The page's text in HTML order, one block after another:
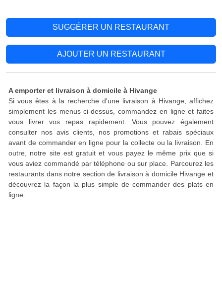
SUGGÉRER UN RESTAURANT
AJOUTER UN RESTAURANT
A emporter et livraison à domicile à Hivange
Si vous êtes à la recherche d'une livraison à Hivange, affichez
simplement les menus ci-dessus, commandez en ligne et faites
vous livrer vos repas rapidement. Vous pouvez également
consulter nos avis clients, nos promotions et rabais spéciaux
avant de commander en ligne pour la collecte ou la livraison. En
outre, notre site est gratuit et vous payez le même prix que si
vous aviez commandé par téléphone ou sur place. Parcourez les
restaurants dans notre section de livraison à domicile Hivange et
découvrez la façon la plus simple de commander des plats en
ligne.